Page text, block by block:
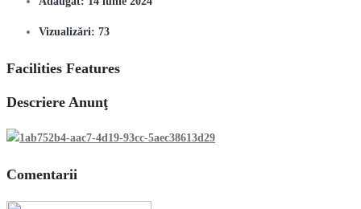
Vizualizări: 73
Facilities Features
Descriere Anunţ
Comentarii